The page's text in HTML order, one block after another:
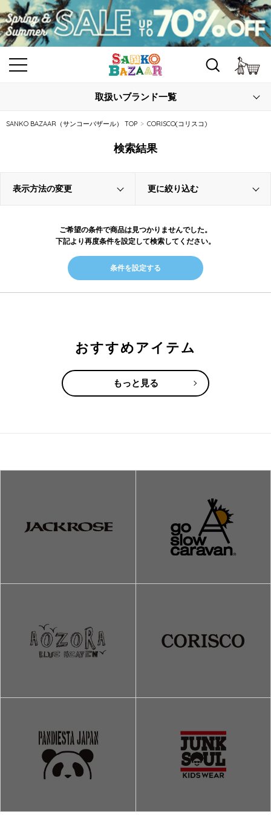
取扱いブランド一覧
SANKO BAZAAR（サンコーバザール） TOP CORISCO(コリスコ)
検索結果
表示方法の変更 更に絞り込む
ご希望の条件で商品は見つかりませんでした。
下記より再度条件を設定して検索してください。
条件を設定する
おすすめアイテム
もっと見る